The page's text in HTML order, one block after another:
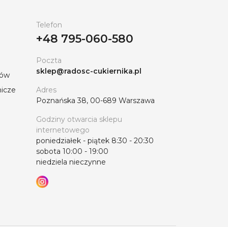
Telefon
+48 795-060-580
Poczta
sklep@radosc-cukiernika.pl
Adres
Poznańska 38, 00-689 Warszawa
Godziny otwarcia sklepu
internetowego
poniedziałek - piątek 8:30 - 20:30
sobota 10:00 - 19:00
niedziela nieczynne